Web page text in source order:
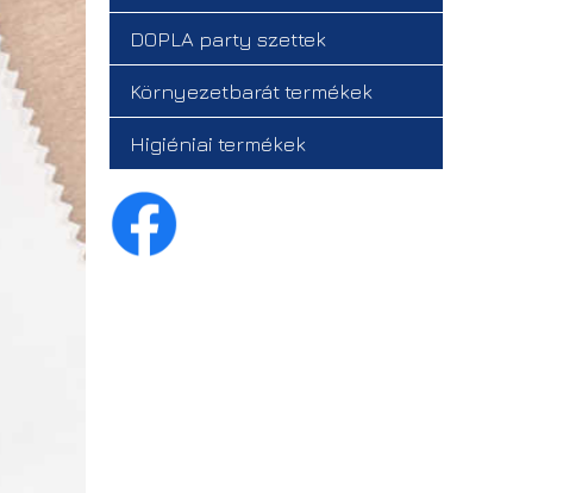
DOPLA party szettek
Környezetbarát termékek
Higiéniai termékek